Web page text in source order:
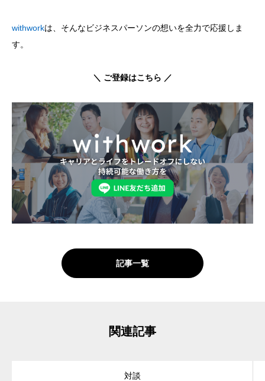
withworkは、そんなビジネスパーソンの想いを全力で応援しま
す。
＼ ご登録はこちら ／
記事一覧
関連記事
対談